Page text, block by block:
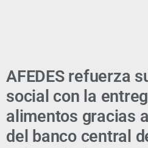
AFEDES refuerza
social con la
alimentos gracias
del banco central